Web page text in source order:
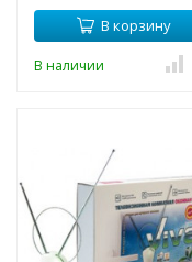
В корзину
В наличии